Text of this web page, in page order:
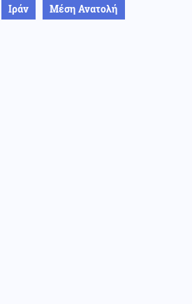
Ιράν Μέση Ανατολή